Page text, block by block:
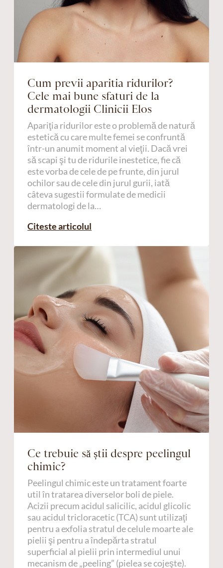
Cum previi aparitia ridurilor?
Cele mai bune sfaturi de la
dermatologii Clinicii Elos
Apariţia ridurilor este o problemă de natură
estetică cu care multe femei se confruntă
într-un anumit moment al vieţii. Dacă vrei
să scapi şi tu de ridurile inestetice, fie că
este vorba de cele de pe frunte, din jurul
ochilor sau de cele din jurul gurii, iată
câteva sugestii formulate de medicii
dermatologi de la…
Citeste articolul
Ce trebuie să știi despre peelingul
chimic?
Peelingul chimic este un tratament foarte
util în tratarea diverselor boli de piele.
Acizii precum acidul salicilic, acidul glicolic
sau acidul tricloracetic (TCA) sunt utilizaţi
pentru a exfolia stratul de celule moarte ale
pielii şi pentru a îndepărta stratul
superficial al pielii prin intermediul unui
mecanism de „peeling” (pielea se cojeşte).